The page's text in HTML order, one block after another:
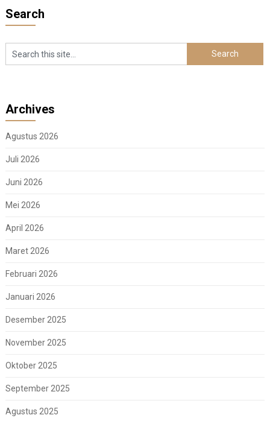
Search
Archives
Agustus 2026
Juli 2026
Juni 2026
Mei 2026
April 2026
Maret 2026
Februari 2026
Januari 2026
Desember 2025
November 2025
Oktober 2025
September 2025
Agustus 2025